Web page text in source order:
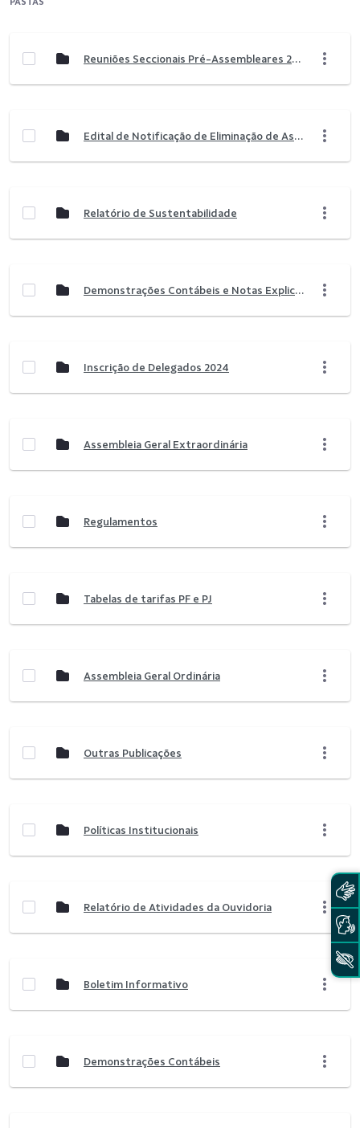
Reuniões Seccionais Pré-Assembleares 2026
Edital de Notificação de Eliminação de Associado
Relatório de Sustentabilidade
Demonstrações Contábeis e Notas Explicativas
Inscrição de Delegados 2024
Assembleia Geral Extraordinária
Regulamentos
Tabelas de tarifas PF e PJ
Assembleia Geral Ordinária
Outras Publicações
Políticas Institucionais
Relatório de Atividades da Ouvidoria
Boletim Informativo
Demonstrações Contábeis